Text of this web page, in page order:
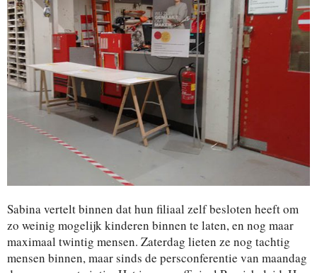
Sabina vertelt binnen dat hun filiaal zelf besloten heeft om
zo weinig mogelijk kinderen binnen te laten, en nog maar
maximaal twintig mensen. Zaterdag lieten ze nog tachtig
mensen binnen, maar sinds de persconferentie van maandag